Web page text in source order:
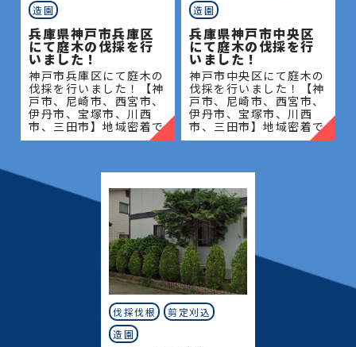
造園
兵庫県神戸市兵庫区
にて庭木の伐採を行
いました！
神戸市兵庫区にて庭木の
伐採を行いました！【神
戸市、尼崎市、西宮市、
伊丹市、宝塚市、川西
市、三田市】地域密着で
伐採・抜根・剪定・草刈
当社にご相談ください！
当社
造園
兵庫県神戸市中央区
にて庭木の伐採を行
いました！
神戸市中央区にて庭木の
伐採を行いました！【神
戸市、尼崎市、西宮市、
伊丹市、宝塚市、川西
市、三田市】地域密着で
伐採・抜根・剪定・草刈
当社にご相談ください！
当社
伐採伐根
剪定刈込
造園